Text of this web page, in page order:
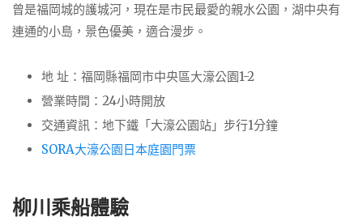
曾是福岡城的護城河，現在是市民最愛的親水公園，湖中央有
連通的小島，景色優美，適合漫步。
地 址：福岡縣福岡市中央區大濠公園1-2
營業時間： 24小時開放
交通資訊： 地下鐵「大濠公園站」步行1分鐘
SORA大濠公園日本庭園門票
柳川乘船體驗